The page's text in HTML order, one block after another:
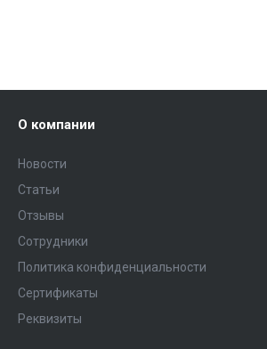
О компании
Новости
Статьи
Отзывы
Сотрудники
Политика конфиденциальности
Сертификаты
Реквизиты